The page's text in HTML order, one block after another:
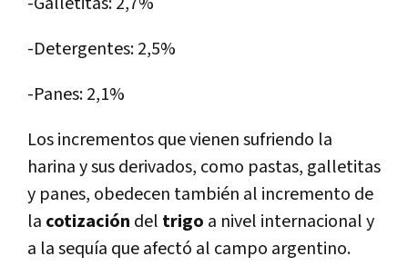
-Detergentes: 2,5%
-Panes: 2,1%
Los incrementos que vienen sufriendo la
harina y sus derivados, como pastas, galletitas
y panes, obedecen también al incremento de
la cotización del trigo a nivel internacional y
a la sequí­a que afectó al campo argentino.